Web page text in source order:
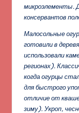
микроэлементы.
консервантов
Малосольные
готовили в
использовали
регионах).
когда огурцы
для быстрого
отличие от
зиму). Укроп,